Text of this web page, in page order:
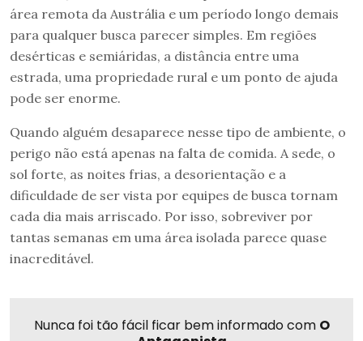
área remota da Austrália e um período longo demais
para qualquer busca parecer simples. Em regiões
desérticas e semiáridas, a distância entre uma
estrada, uma propriedade rural e um ponto de ajuda
pode ser enorme.
Quando alguém desaparece nesse tipo de ambiente, o
perigo não está apenas na falta de comida. A sede, o
sol forte, as noites frias, a desorientação e a
dificuldade de ser vista por equipes de busca tornam
cada dia mais arriscado. Por isso, sobreviver por
tantas semanas em uma área isolada parece quase
inacreditável.
Nunca foi tão fácil ficar bem informado com O